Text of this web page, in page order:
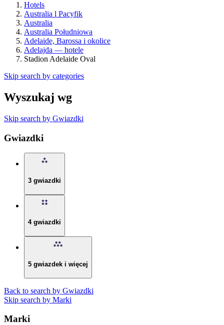
Hotels
Australia l Pacyfik
Australia
Australia Południowa
Adelaide, Barossa i okolice
Adelajda — hotele
Stadion Adelaide Oval
Skip search by categories
Wyszukaj wg
Skip search by Gwiazdki
Gwiazdki
3 gwiazdki
4 gwiazdki
5 gwiazdek i więcej
Back to search by Gwiazdki
Skip search by Marki
Marki